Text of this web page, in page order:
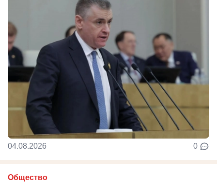
04.08.2026 0
Общество